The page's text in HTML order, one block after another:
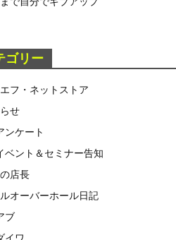
ゴリー
フ・ネットストア
せ
ンケート
ベント＆セミナー告知
店長
オーバーホール日記
ブ